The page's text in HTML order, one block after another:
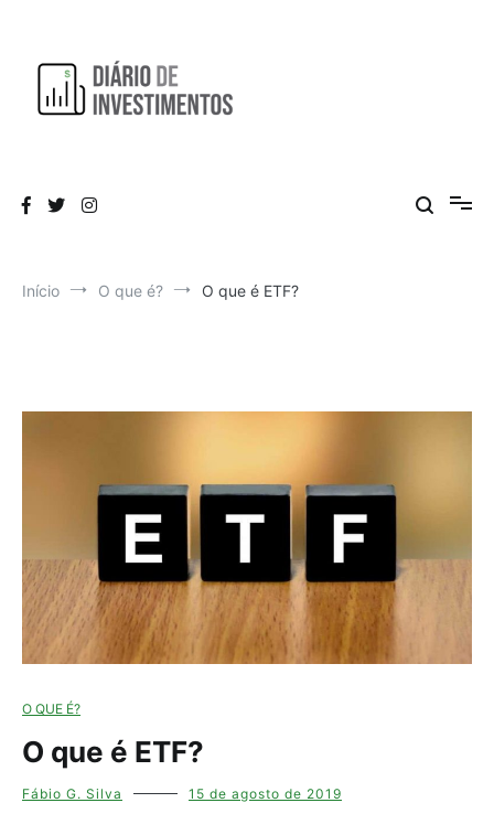
conteúdo
Início O que é? O que é ETF?
O QUE É?
O que é ETF?
Fábio G. Silva 15 de agosto de 2019